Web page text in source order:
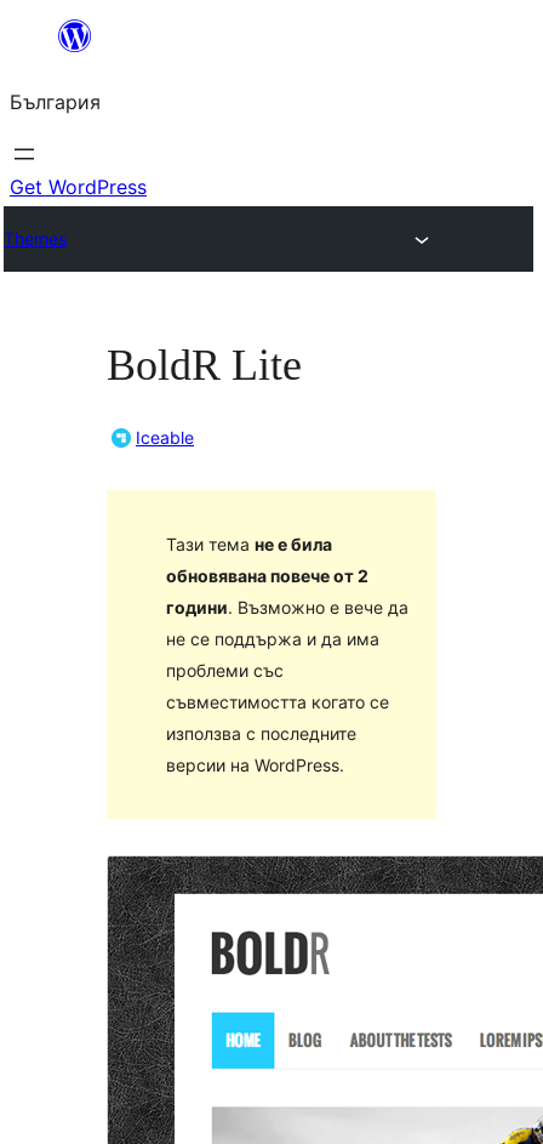
България
Get WordPress
Themes
BoldR Lite
Iceable
Тази тема не е била
обновявана повече от 2
години. Възможно е вече да
не се поддържа и да има
проблеми със
съвместимостта когато се
използва с последните
версии на WordPress.